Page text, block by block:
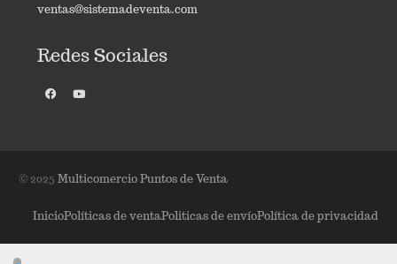
ventas@sistemadeventa.com
Redes Sociales
© 2025 Multicomercio Puntos de Venta
InicioPolíticas de ventaPoliticas de envíoPolítica de privacidad